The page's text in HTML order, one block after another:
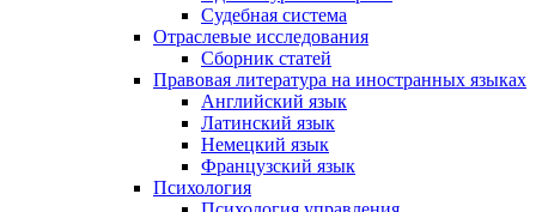
Судебная система
Отраслевые исследования
Сборник статей
Правовая литература на иностранных языках
Английский язык
Латинский язык
Немецкий язык
Французский язык
Психология